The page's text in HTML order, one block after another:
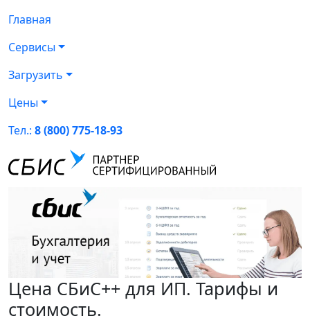
Главная
Сервисы
Загрузить
Цены
Тел.: 8 (800) 775-18-93
Цена СБиС++ для ИП. Тарифы и
стоимость.